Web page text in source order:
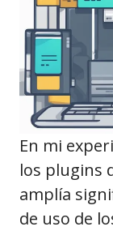
En mi
los plugins
amplía
de uso de